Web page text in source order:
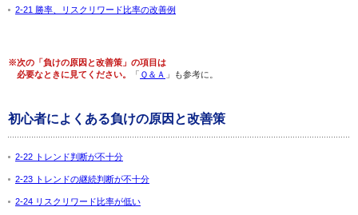
2-21 勝率、リスクリワード比率の改善例
※次の「負けの原因と改善策」の項目は
必要なときに見てください。
「 Ｑ＆Ａ 」も参考に。
初心者によくある負けの原因と改善策
2-22 トレンド判断が不十分
2-23 トレンドの継続判断が不十分
2-24 リスクリワード比率が低い